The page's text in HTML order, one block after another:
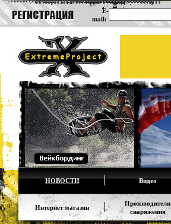
E-
mail:
НОВОСТИ Видео
Интернет магазин
Производители
снаряжения